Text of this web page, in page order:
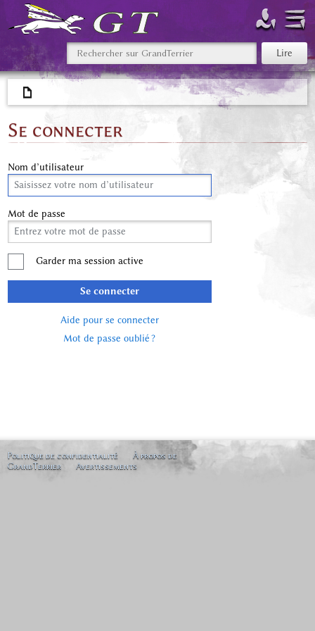
Se connecter
Nom d’utilisateur
Mot de passe
Garder ma session active
Se connecter
Aide pour se connecter
Mot de passe oublié ?
Politique de confidentialité
À propos de
GrandTerrier
Avertissements